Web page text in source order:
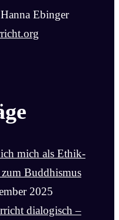
Ebinger
mich als Ethik-
Buddhismus
2025
dialogisch –